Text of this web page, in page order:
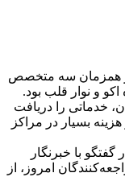
همزمان سه متخصص
و نوار قلب بود.
خدماتی را دریافت
بسیار در مراکز
با خبرنگار
امروز، از